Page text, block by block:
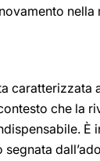
che la
È